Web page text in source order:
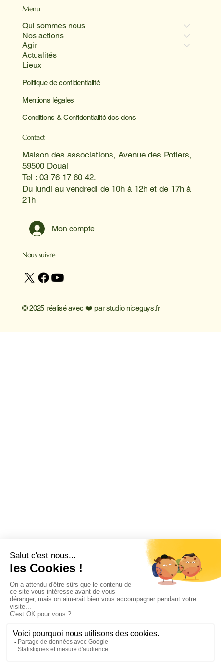
Menu
Qui sommes nous
Nos actions
Agir
Actualités
Lieux
Politique de confidentialité
Mentions légales
Conditions & Confidentialité des dons
Contact
Maison des associations, Avenue des Potiers,
59500 Douai
Tel : 03 76 17 60 42.
Du lundi au vendredi de 10h à 12h et de 17h à
21h
Mon compte
Nous suivre
© 2025 réalisé avec ❤️ parstudio niceguys.fr